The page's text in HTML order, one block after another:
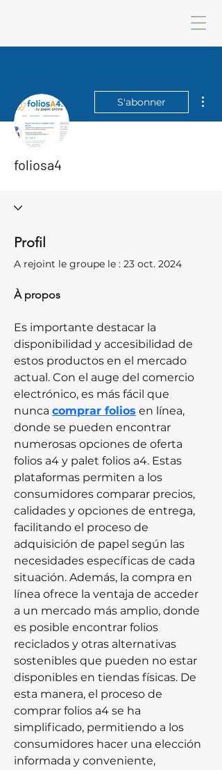
S'abonner
foliosa4
Profil
A rejoint le groupe le : 23 oct. 2024
À propos
Es importante destacar la
disponibilidad y accesibilidad de
estos productos en el mercado
actual. Con el auge del comercio
electrónico, es más fácil que
nunca comprar folios en línea,
donde se pueden encontrar
numerosas opciones de oferta
folios a4 y palet folios a4. Estas
plataformas permiten a los
consumidores comparar precios,
calidades y opciones de entrega,
facilitando el proceso de
adquisición de papel según las
necesidades específicas de cada
situación. Además, la compra en
línea ofrece la ventaja de acceder
a un mercado más amplio, donde
es posible encontrar folios
reciclados y otras alternativas
sostenibles que pueden no estar
disponibles en tiendas físicas. De
esta manera, el proceso de
comprar folios a4 se ha
simplificado, permitiendo a los
consumidores hacer una elección
informada y conveniente,